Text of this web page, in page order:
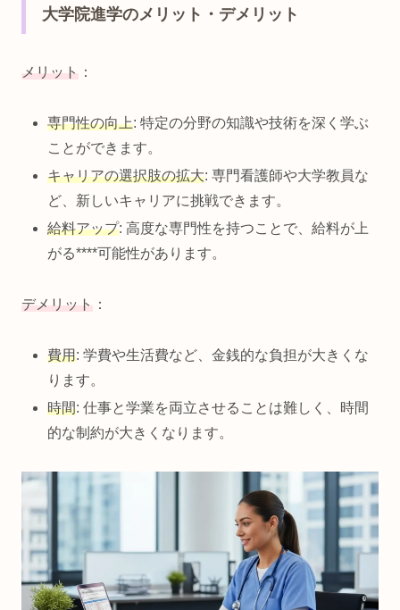
大学院進学のメリット・デメリット
メリット ：
専門性の向上: 特定の分野の知識や技術を深く学ぶ
ことができます。
キャリアの選択肢の拡大: 専門看護師や大学教員な
ど、新しいキャリアに挑戦できます。
給料アップ: 高度な専門性を持つことで、給料が上
がる****可能性があります。
デメリット ：
費用: 学費や生活費など、金銭的な負担が大きくな
ります。
時間: 仕事と学業を両立させることは難しく、時間
的な制約が大きくなります。